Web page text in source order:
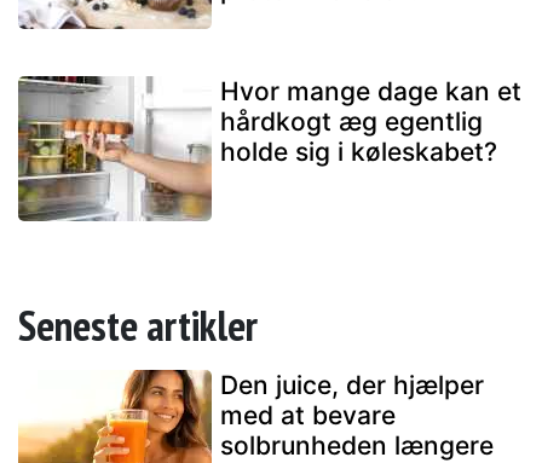
Hvor mange dage kan et
hårdkogt æg egentlig
holde sig i køleskabet?
Seneste artikler
Den juice, der hjælper
med at bevare
solbrunheden længere